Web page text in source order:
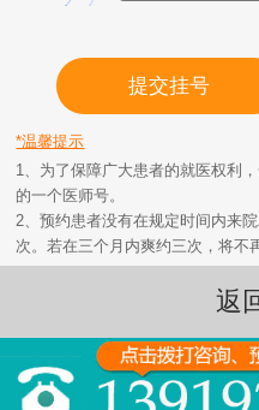
*温馨提示
1、为了保障广大患者的就医权利
的一个医师号。
2、预约患者没有在规定时间内来
次。若在三个月内爽约三次，将不
返